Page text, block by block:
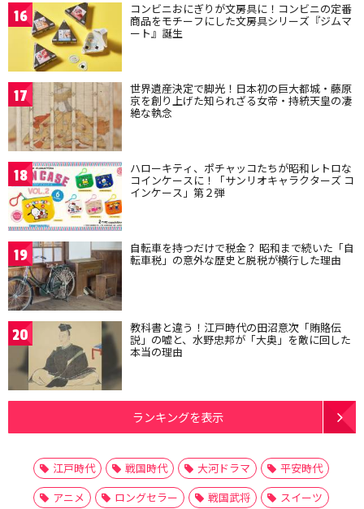
16 コンビニおにぎりが文房具に！コンビニの定番
商品をモチーフにした文房具シリーズ『ジムマ
ート』誕生
17 世界遺産決定で脚光！日本初の巨大都城・藤原
京を創り上げた知られざる女帝・持統天皇の凄
絶な執念
18 ハローキティ、ポチャッコたちが昭和レトロな
コインケースに！「サンリオキャラクターズ コ
インケース」第２弾
19 自転車を持つだけで税金？ 昭和まで続いた「自
転車税」の意外な歴史と脱税が横行した理由
20 教科書と違う！江戸時代の田沼意次「賄賂伝
説」の嘘と、水野忠邦が「大奥」を敵に回した
本当の理由
ランキングを表示
江戸時代 戦国時代 大河ドラマ
平安時代
アニメ
ロングセラー 戦国武将
スイーツ